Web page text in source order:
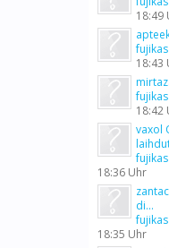
18:49
fujikas
18:43
fujikas
18:42
vaxol
fujikas
18:36 Uhr
di...
fujikas
18:35 Uhr